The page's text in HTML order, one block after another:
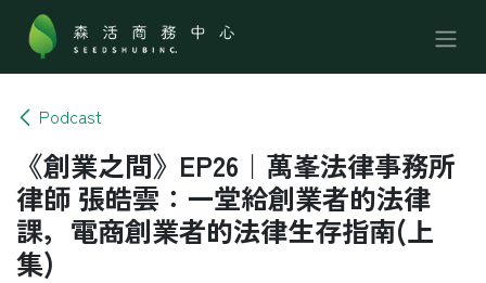
跳至內容
Podcast
《創業之間》EP26｜萬峯法律事務所
律師 張皓雲：一堂給創業者的法律
課，電商創業者的法律生存指南(上
集)